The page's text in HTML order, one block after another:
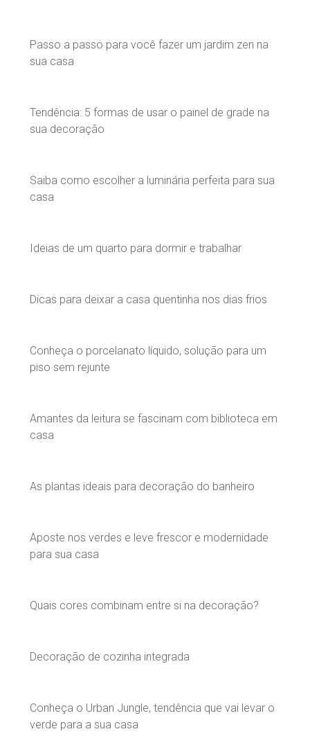
Passo a passo para você fazer um jardim zen na
sua casa
Tendência: 5 formas de usar o painel de grade na
sua decoração
Saiba como escolher a luminária perfeita para sua
casa
Ideias de um quarto para dormir e trabalhar
Dicas para deixar a casa quentinha nos dias frios
Conheça o porcelanato líquido, solução para um
piso sem rejunte
Amantes da leitura se fascinam com biblioteca em
casa
As plantas ideais para decoração do banheiro
Aposte nos verdes e leve frescor e modernidade
para sua casa
Quais cores combinam entre si na decoração?
Decoração de cozinha integrada
Conheça o Urban Jungle, tendência que vai levar o
verde para a sua casa